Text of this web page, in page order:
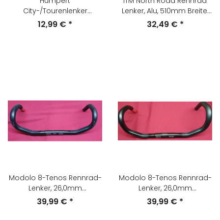
City-/Tourenlenker
(Trekking-/Citybike),
12,99 € *
Lenker, Alu, 510mm Breite,
silber, NEU
32,49 € *
Modolo 8-Tenos Rennrad-
Lenker, 26,0mm
Klemmung, 40cm,
39,99 € *
Modolo 8-Tenos Rennrad-
Lenker, 26,0mm
Klemmung, 41cm, schwarz,
39,99 € *